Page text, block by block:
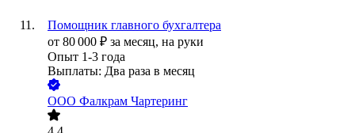
Помощник главного бухгалтера
от 80 000 ₽ за месяц, на руки
Опыт 1-3 года
Выплаты: Два раза в месяц
ООО Фалкрам Чартеринг